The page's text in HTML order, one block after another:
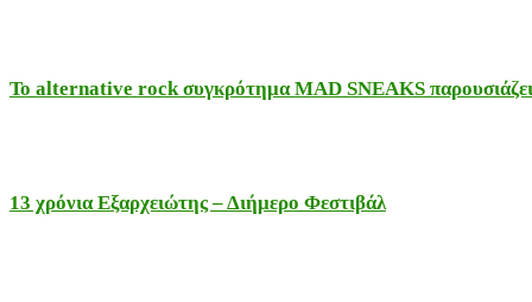
Το alternative rock συγκρότημα MAD SNEAKS
13 χρόνια Εξαρχειώτης – Διήμερο Φεστιβάλ